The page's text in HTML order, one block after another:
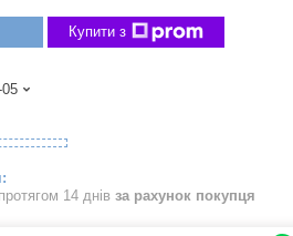
Купити з
14 днів за рахунок покупця